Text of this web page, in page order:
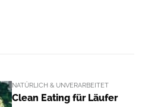
NATÜRLICH & UNVERARBEITET
Clean Eating für Läufer